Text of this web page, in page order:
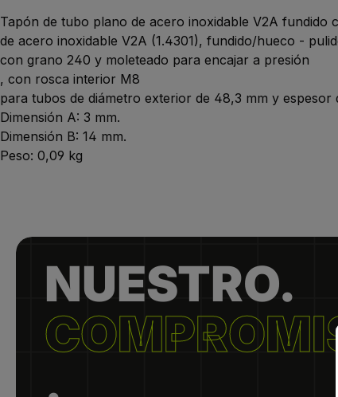
Tapón de tubo plano de acero inoxidable V2A
de acero inoxidable V2A (1.4301), fundido/hueco -
con grano 240 y moleteado para encajar a presión
, con rosca interior M8
para tubos de diámetro exterior de 48,3 mm y espesor
Dimensión A: 3 mm.
Dimensión B: 14 mm.
Peso: 0,09 kg
NUESTRO.
.